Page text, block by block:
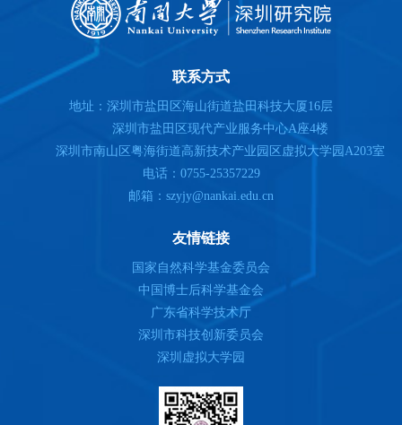
联系方式
地址：深圳市盐田区海山街道盐田科技大厦16层
深圳市盐田区现代产业服务中心A座4楼
深圳市南山区粤海街道高新技术产业园区虚拟大学园A203室
电话：0755-25357229
邮箱：szyjy@nankai.edu.cn
友情链接
国家自然科学基金委员会
中国博士后科学基金会
广东省科学技术厅
深圳市科技创新委员会
深圳虚拟大学园